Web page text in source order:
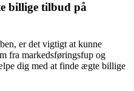
billige tilbud på
er det vigtigt at kunne
fra markedsføringsfup og
dig med at finde ægte billige